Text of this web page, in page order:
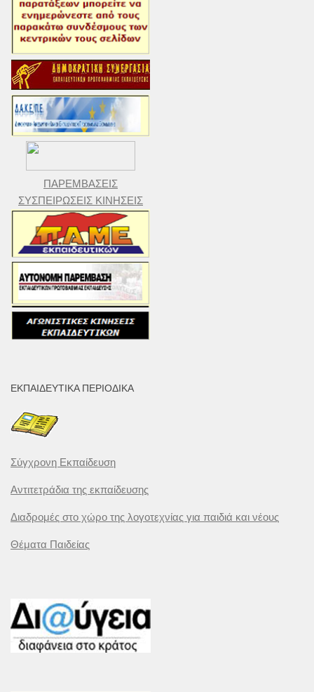
ΠΑΡΕΜΒΑΣΕΙΣ
ΣΥΣΠΕΙΡΩΣΕΙΣ ΚΙΝΗΣΕΙΣ
ΕΚΠΑΙΔΕΥΤΙΚΆ ΠΕΡΙΟΔΙΚΆ
Σύγχρονη Εκπαίδευση
Αντιτετράδια της εκπαίδευσης
Διαδρομές στο χώρο της λογοτεχνίας για παιδιά και νέους
Θέματα Παιδείας